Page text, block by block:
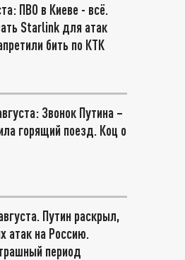
ПВО в Киеве - всё.
Starlink для атак
бить по КТК
Звонок Путина –
горящий поезд. Коц о
Путин раскрыл,
атак на Россию.
период